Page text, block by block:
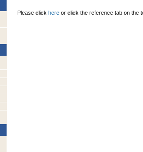
Please click here or click the reference tab on the